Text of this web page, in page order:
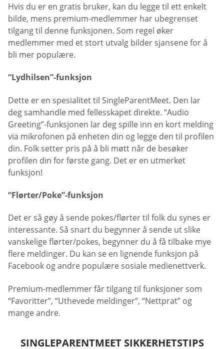
Hvis du er en gratis bruker, kan du legge til ett enkelt
bilde, mens premium-medlemmer har ubegrenset
tilgang til denne funksjonen. Som regel øker
medlemmer med et stort utvalg bilder sjansene for å
bli mer populære.
“Lydhilsen”-funksjon
Dette er en spesialitet til SingleParentMeet. Den lar
deg samhandle med fellesskapet direkte. “Audio
Greeting”-funksjonen lar deg spille inn en kort melding
via mikrofonen på enheten din og legge den til profilen
din. Folk setter pris på å bli møtt når de besøker
profilen din for første gang. Det er en utmerket
funksjon!
“Flørter/Poke”-funksjon
Det er så gøy å sende pokes/flørter til folk du synes er
interessante. Så snart du begynner å sende ut slike
vanskelige flørter/pokes, begynner du å få tilbake mye
flere meldinger. Du kan se en lignende funksjon på
Facebook og andre populære sosiale medienettverk.
Premium-medlemmer får tilgang til funksjoner som
“Favoritter”, “Uthevede meldinger”, “Nettprat” og
mange andre.
SINGLEPARENTMEET SIKKERHETSTIPS